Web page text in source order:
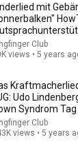
mit
Club
views • 5 years
Udo
Syndrom Tag
Club
views • 5 years